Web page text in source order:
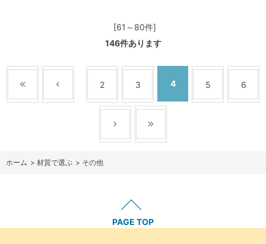
[61～80件]
146件あります
2 3 4 5 6
ホーム > 材質で選ぶ > その他
PAGE TOP